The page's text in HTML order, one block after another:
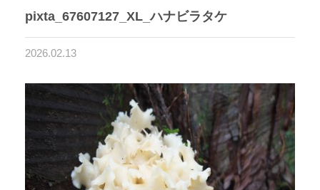
pixta_67607127_XL_ハナビラタケ
2026.02.13